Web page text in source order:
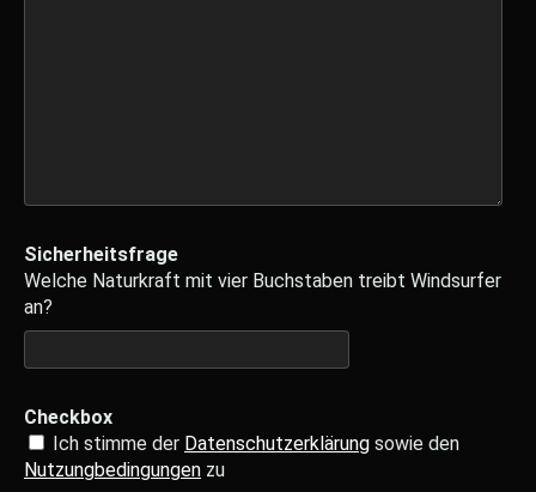
Sicherheitsfrage
Welche Naturkraft mit vier Buchstaben treibt Windsurfer
an?
Checkbox
Ich stimme der Datenschutzerklärung sowie den
Nutzungbedingungen zu